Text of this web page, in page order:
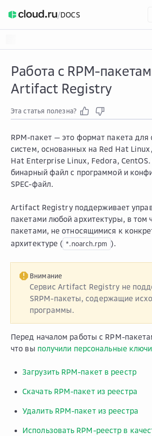
/DOCS
Работа с RPM-
Artifact Registry
Эта статья полезна?
RPM-пакет — это формат пакета
систем, основанных на Red Hat
Hat Enterprise Linux, Fedora,
бинарный файл с программой и
SPEC-файл.
Artifact Registry поддерживает
пакетами любой архитектуры, в том
пакетами, не относящимися к
архитектуре ( *.noarch.rpm ).
Внимание
Сервис Artifact Registry не
SRPM-пакеты, содержащие
программы.
Перед началом работы с RPM-
что вы получили персональные
Загрузить RPM-пакет в реестр
Скачать RPM-пакет из реестра
Удалить RPM-пакет из реестра
Использовать RPM-реестр в